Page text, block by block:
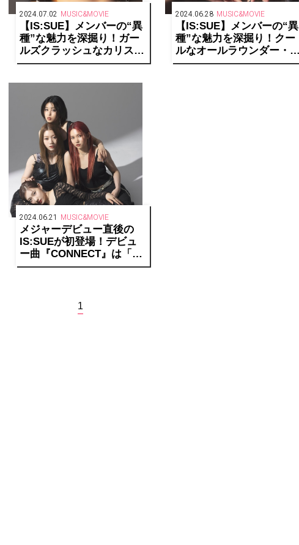
2024.07.02 MUSIC&MOVIE
【IS:SUE】メンバーの“異
種”な魅力を深掘り！ガー
ルズクラッシュなカリス
マ・YUUKIに10の質問「私
2024.06.28 MUSIC&MOVIE
【IS:SUE】メンバーの“異
種”な魅力を深掘り！クー
ルなオールラウンダー・
RINOに10の質問「パフォ
2024.06.21 MUSIC&MOVIE
メジャーデビュー直後の
IS:SUEが初登場！デビュ
ー曲『CONNECT』は「等
身大の私たちにピッタリな
1